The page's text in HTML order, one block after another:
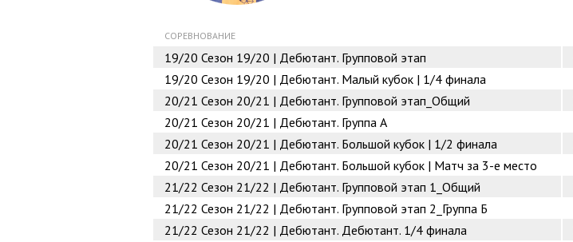
СОРЕВНОВАНИЕ
19/20 Сезон 19/20 | Дебютант. Групповой этап
19/20 Сезон 19/20 | Дебютант. Малый кубок | 1/4 финала
20/21 Сезон 20/21 | Дебютант. Групповой этап_Общий
20/21 Сезон 20/21 | Дебютант. Группа А
20/21 Сезон 20/21 | Дебютант. Большой кубок | 1/2 финала
20/21 Сезон 20/21 | Дебютант. Большой кубок | Матч за 3-е место
21/22 Сезон 21/22 | Дебютант. Групповой этап 1_Общий
21/22 Сезон 21/22 | Дебютант. Групповой этап 2_Группа Б
21/22 Сезон 21/22 | Дебютант. Дебютант. 1/4 финала